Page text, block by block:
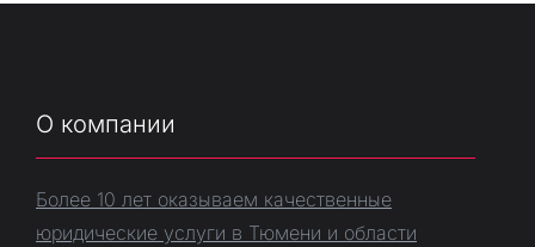
О компании
Более 10 лет оказываем качественные
юридические услуги в Тюмени и области